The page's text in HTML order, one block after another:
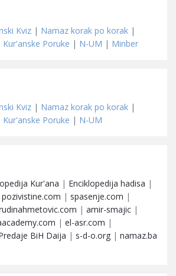
Kviz | Namaz korak po korak |
Kur'anske Poruke | N-UM | Minber
Kviz | Namaz korak po korak |
Kur'anske Poruke | N-UM
Kur'ana | Enciklopedija hadisa |
pozivistine.com | spasenje.com |
| amir-smajic |
| el-asr.com |
BiH Daija | s-d-o.org | namaz.ba